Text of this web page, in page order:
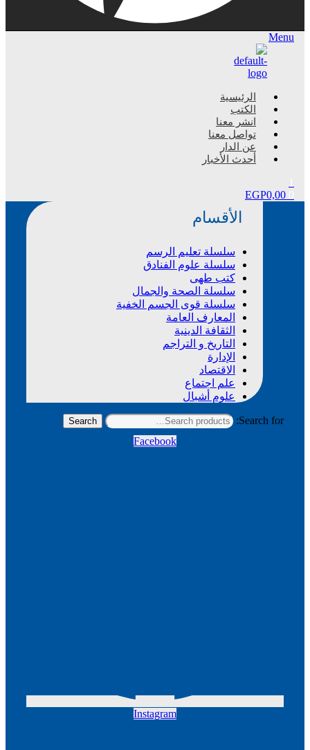
Menu
الرئيسية
الكتب
انشر معنا
تواصل معنا
عن الدار
أحدث الأخبار
EGP0,00
الأقسام
سلسلة تعليم الرسم
سلسلة علوم الفنادق
كتب طهى
سلسلة الصحة والجمال
سلسلة قوى الجسم الخفية
المعارف العامة
الثقافة الدينية
التاريخ و التراجم
الإدارة
الاقتصاد
علم اجتماع
علوم أشبال
Search for:
Search
Facebook
Instagram